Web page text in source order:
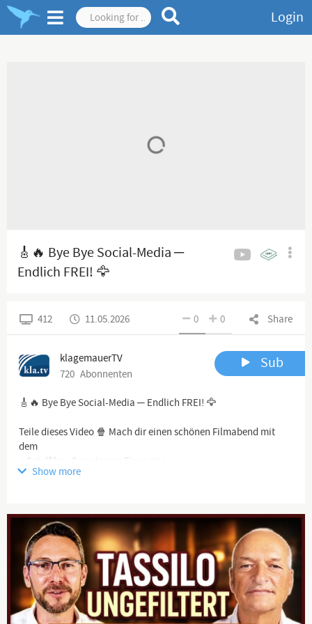
Login
🎸🔥 Bye Bye Social-Media ─
Endlich FREI! 🦅
Share
0 0
412 11.05.2026
klagemauerTV
720 Abonnenten
Sub
🎸🔥 Bye Bye Social-Media ─ Endlich FREI! 🦅
Teile dieses Video 🍿 Mach dir einen schönen Filmabend mit
dem
⭐️Spielfilm „Gemeinsam Einsam“⭐️.
#shorts #film #schauspiel #ki #künstlicheintelligenz #lovestory
#twist #emotional #drama #movie #acting #storytime #fyp
Channel description
www.kla.tv
Die anderen Nachrichten ...
Show more